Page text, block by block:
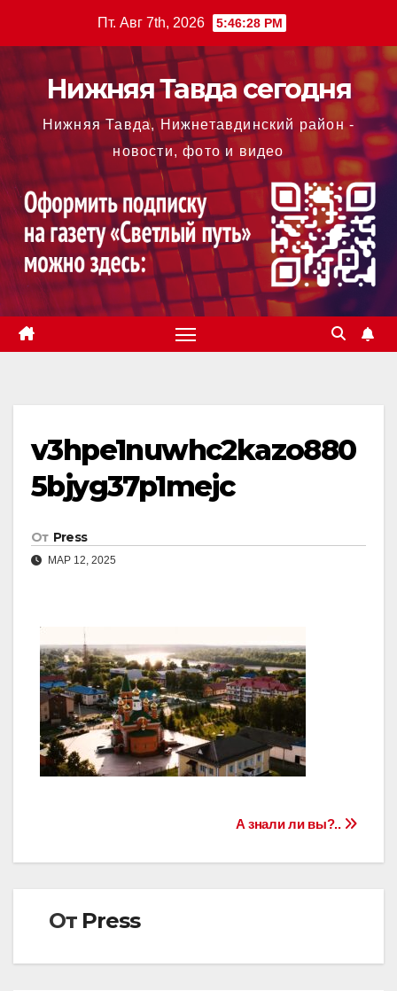
содержимому
Пт. Авг 7th, 2026 5:46:28 PM
Нижняя Тавда сегодня
Нижняя Тавда, Нижнетавдинский район -
новости, фото и видео
v3hpe1nuwhc2kazo880
5bjyg37p1mejc
От Press
МАР 12, 2025
по
А знали ли вы?..
От Press